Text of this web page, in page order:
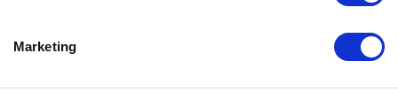
Marketing
info.pl@bozita.se